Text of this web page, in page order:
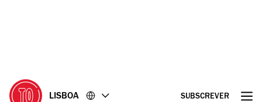
LISBOA SUBSCREVER